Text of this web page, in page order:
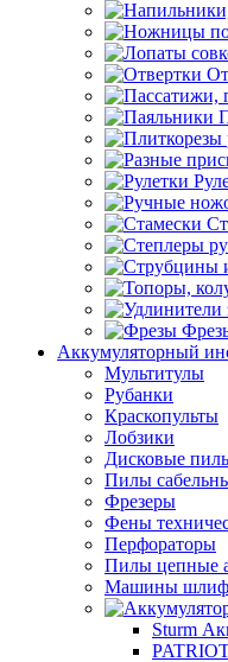
Аккумуляторный
Мультитулы
Рубанки
Краскопульты
Лобзики
Дисковые
Пилы
Фрезеры
Фены
Перфораторы
Пилы цепные
Машины
Sturm